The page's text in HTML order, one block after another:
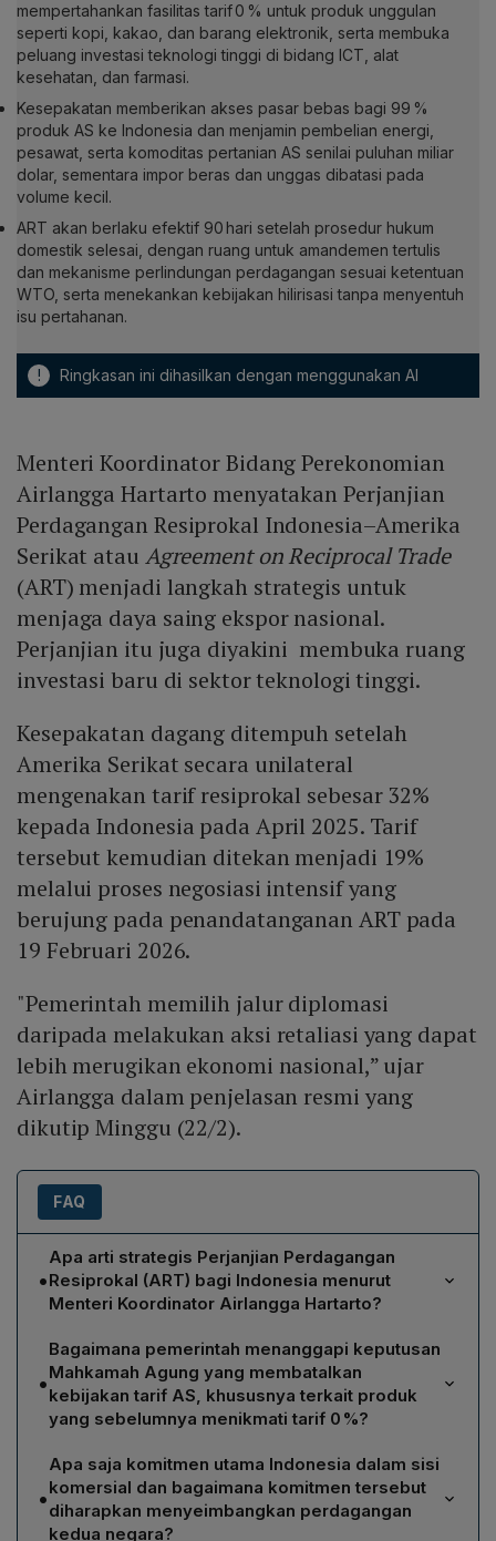
mempertahankan fasilitas tarif 0 % untuk produk unggulan
seperti kopi, kakao, dan barang elektronik, serta membuka
peluang investasi teknologi tinggi di bidang ICT, alat
kesehatan, dan farmasi.
Kesepakatan memberikan akses pasar bebas bagi 99 %
produk AS ke Indonesia dan menjamin pembelian energi,
pesawat, serta komoditas pertanian AS senilai puluhan miliar
dolar, sementara impor beras dan unggas dibatasi pada
volume kecil.
ART akan berlaku efektif 90 hari setelah prosedur hukum
domestik selesai, dengan ruang untuk amandemen tertulis
dan mekanisme perlindungan perdagangan sesuai ketentuan
WTO, serta menekankan kebijakan hilirisasi tanpa menyentuh
isu pertahanan.
! Ringkasan ini dihasilkan dengan menggunakan AI
Menteri Koordinator Bidang Perekonomian
Airlangga Hartarto menyatakan Perjanjian
Perdagangan Resiprokal Indonesia–Amerika
Serikat atau Agreement on Reciprocal Trade
(ART) menjadi langkah strategis untuk
menjaga daya saing ekspor nasional.
Perjanjian itu juga diyakini membuka ruang
investasi baru di sektor teknologi tinggi.
Kesepakatan dagang ditempuh setelah
Amerika Serikat secara unilateral
mengenakan tarif resiprokal sebesar 32%
kepada Indonesia pada April 2025. Tarif
tersebut kemudian ditekan menjadi 19%
melalui proses negosiasi intensif yang
berujung pada penandatanganan ART pada
19 Februari 2026.
"Pemerintah memilih jalur diplomasi
daripada melakukan aksi retaliasi yang dapat
lebih merugikan ekonomi nasional,” ujar
Airlangga dalam penjelasan resmi yang
dikutip Minggu (22/2).
FAQ
•
Apa arti strategis Perjanjian Perdagangan
Resiprokal (ART) bagi Indonesia menurut
Menteri Koordinator Airlangga Hartarto?
Menurut Airlangga, ART merupakan langkah strategis
untuk menjaga daya saing ekspor nasional karena
menurunkan tarif produk Indonesia di pasar AS dan
memberikan pengecualian tarif bagi 1.819 produk.
teknologi tinggi di sektor ICT, alat kesehatan, dan
farmasi, serta menyiapkan mekanisme tariff‑rate quota
(TRQ) untuk tekstil. Dengan 0% tarif bagi sebagian
besar produk AS, Indonesia dapat mengakses bahan
•
Bagaimana pemerintah menanggapi keputusan
Mahkamah Agung yang membatalkan
kebijakan tarif AS, khususnya terkait produk
yang sebelumnya menikmati tarif 0 %?
Setelah MA membatalkan kebijakan tarif AS, pemerintah
Indonesia menuntut agar fasilitas tarif 0 % yang
diberikan pada era Trump tetap berlaku untuk produk
unggulan seperti kopi, kakao, serta barang pertanian
•
Apa saja komitmen utama Indonesia dalam sisi
komersial dan bagaimana komitmen tersebut
diharapkan menyeimbangkan perdagangan
kedua negara?